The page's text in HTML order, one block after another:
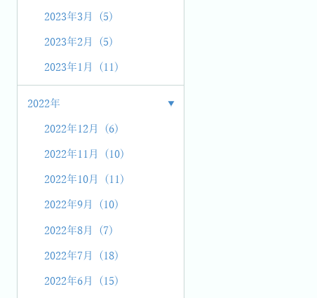
2023年3月 (5)
2023年2月 (5)
2023年1月 (11)
2022年
2022年12月 (6)
2022年11月 (10)
2022年10月 (11)
2022年9月 (10)
2022年8月 (7)
2022年7月 (18)
2022年6月 (15)